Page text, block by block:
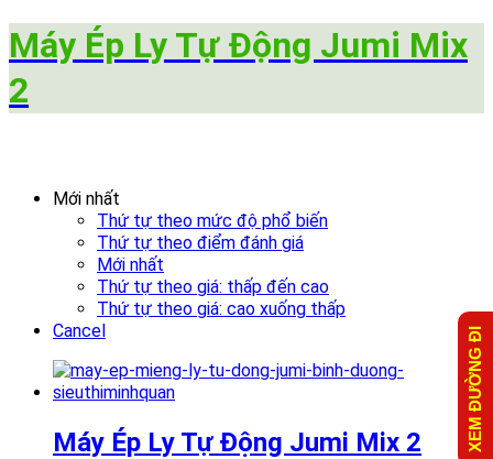
Máy Ép Ly Tự Động Jumi Mix
2
Mới nhất
Thứ tự theo mức độ phổ biến
Thứ tự theo điểm đánh giá
Mới nhất
Thứ tự theo giá: thấp đến cao
Thứ tự theo giá: cao xuống thấp
Cancel
Máy Ép Ly Tự Động Jumi Mix 2 XEM ĐƯỜNG ĐI